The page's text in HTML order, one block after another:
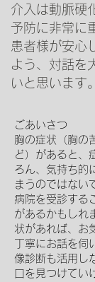
介入は動脈硬
予防に非常に
患者様が安心
よう、対話を
いと思います。
ごあいさつ
胸の症状（胸の
ど）があると、
ろん、気持ち的
まうのではない
病院を受診する
があるかもしれ
状があれば、お
丁寧にお話を伺
像診断も活用し
口を見つけてい